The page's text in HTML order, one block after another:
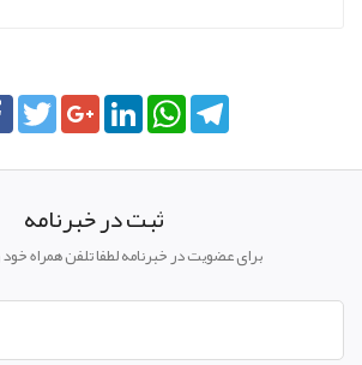
FacebookTwitterGoogle+LinkedInWhatsApp
ثبت در خبرنامه
برای عضویت در خبرنامه لطفا تلفن همراه خود